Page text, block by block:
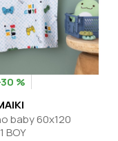
%
baby 60x120
BOY